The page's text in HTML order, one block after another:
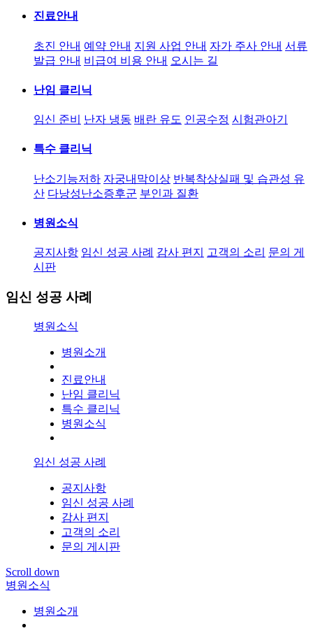
진료안내
초진 안내 예약 안내 지원 사업 안내 자가 주사 안내 서류
발급 안내 비급여 비용 안내 오시는 길
난임 클리닉
임신 준비 난자 냉동 배란 유도 인공수정 시험관아기
특수 클리닉
난소기능저하 자궁내막이상 반복착상실패 및 습관성 유
산 다낭성난소증후군 부인과 질환
병원소식
공지사항 임신 성공 사례 감사 편지 고객의 소리 문의 게
시판
임신 성공 사례
병원소식
병원소개
진료안내
난임 클리닉
특수 클리닉
병원소식
임신 성공 사례
공지사항
임신 성공 사례
감사 편지
고객의 소리
문의 게시판
Scroll down
병원소식
병원소개